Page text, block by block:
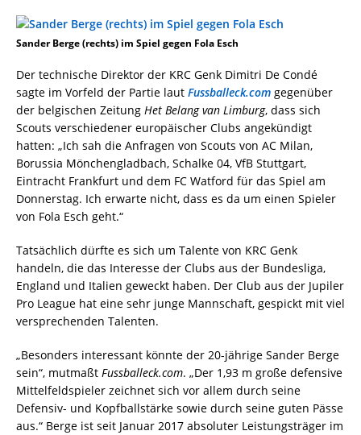
Sander Berge (rechts) im Spiel gegen Fola Esch
Der technische Direktor der KRC Genk Dimitri De Condé
sagte im Vorfeld der Partie laut Fussballeck.com gegenüber
der belgischen Zeitung Het Belang van Limburg, dass sich
Scouts verschiedener europäischer Clubs angekündigt
hatten: „Ich sah die Anfragen von Scouts von AC Milan,
Borussia Mönchengladbach, Schalke 04, VfB Stuttgart,
Eintracht Frankfurt und dem FC Watford für das Spiel am
Donnerstag. Ich erwarte nicht, dass es da um einen Spieler
von Fola Esch geht.“
Tatsächlich dürfte es sich um Talente von KRC Genk
handeln, die das Interesse der Clubs aus der Bundesliga,
England und Italien geweckt haben. Der Club aus der Jupiler
Pro League hat eine sehr junge Mannschaft, gespickt mit viel
versprechenden Talenten.
„Besonders interessant könnte der 20-jährige Sander Berge
sein“, mutmaßt Fussballeck.com. „Der 1,93 m große defensive
Mittelfeldspieler zeichnet sich vor allem durch seine
Defensiv- und Kopfballstärke sowie durch seine guten Pässe
aus.“ Berge ist seit Januar 2017 absoluter Leistungsträger im